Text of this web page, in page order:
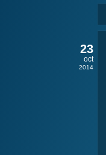
23
oct
2014